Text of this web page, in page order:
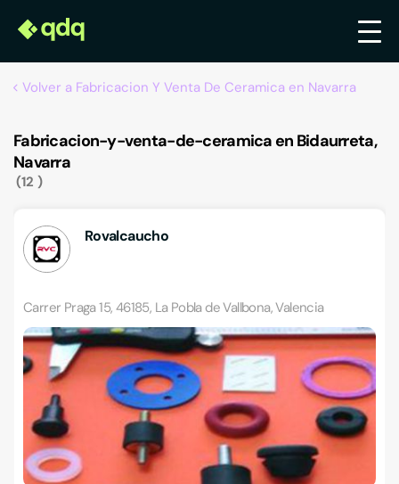
Volver a Fabricacion Y Venta De Ceramica en Navarra
Fabricacion-y-venta-de-ceramica en Bidaurreta,
Navarra
12
Rovalcaucho
Carrer Praga 15, 46185, La Pobla de Vallbona, Valencia